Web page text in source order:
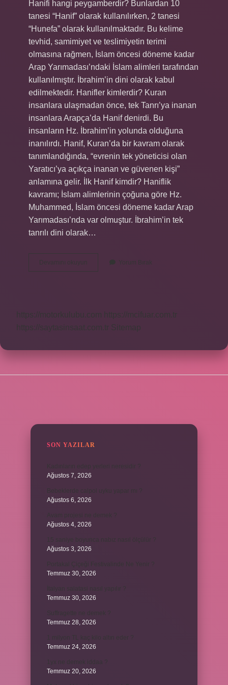
Hanifi hangi peygamberdir? Bunlardan 10
tanesi “Hanif” olarak kullanılırken, 2 tanesi
“Hunefa” olarak kullanılmaktadır. Bu kelime
tevhid, samimiyet ve teslimiyetin terimi
olmasına rağmen, İslam öncesi döneme kadar
Arap Yarımadası’ndaki İslam alimleri tarafından
kullanılmıştır. İbrahim’in dini olarak kabul
edilmektedir. Hanifler kimlerdir? Kuran
insanlara ulaşmadan önce, tek Tanrı’ya inanan
insanlara Arapça’da Hanif denirdi. Bu
insanların Hz. İbrahim’in yolunda olduğuna
inanılırdı. Hanif, Kuran’da bir kavram olarak
tanımlandığında, “evrenin tek yöneticisi olan
Yaratıcı’ya açıkça inanan ve güvenen kişi”
anlamına gelir. İlk Hanif kimdir? Haniflik
kavramı; İslam alimlerinin çoğuna göre Hz.
Muhammed, İslam öncesi döneme kadar Arap
Yarımadası’nda var olmuştur. İbrahim’in tek
tanrılı dini olarak…
Devamını okuyun
Muhammed
Yorum Bırak
https://motorkulubu.com
https://mcifuar.com.tr
https://saytasinsaat.com.tr Sitemap
SON YAZILAR
Ağustos 7, 2026
Ağustos 6, 2026
Ağustos 4, 2026
Ağustos 3, 2026
Temmuz 30, 2026
Temmuz 30, 2026
Temmuz 28, 2026
Temmuz 24, 2026
Temmuz 20, 2026